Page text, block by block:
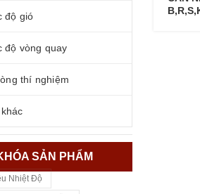
độ gió
độ vòng quay
thí nghiệm
SẢN PHẨM
Nhiệt Độ